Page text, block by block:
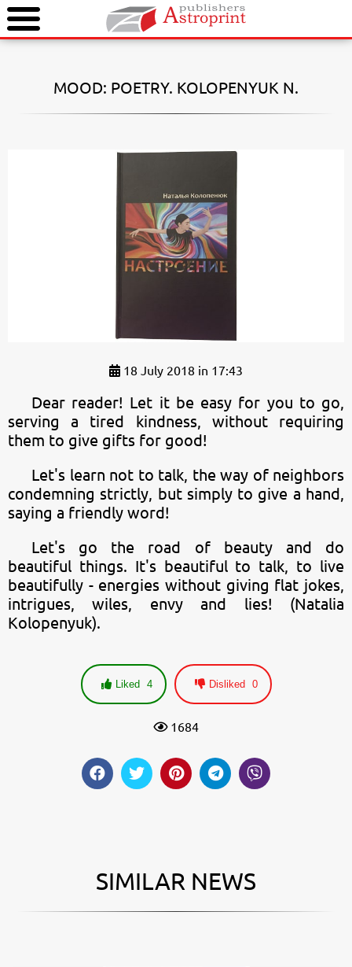
MOOD: POETRY. KOLOPENYUK N.
18 July 2018 in 17:43
Dear reader! Let it be easy for you to go,
serving a tired kindness, without requiring
them to give gifts for good!
Let's learn not to talk, the way of neighbors
condemning strictly, but simply to give a hand,
saying a friendly word!
Let's go the road of beauty and do
beautiful things. It's beautiful to talk, to live
beautifully - energies without giving flat jokes,
intrigues, wiles, envy and lies! (Natalia
Kolopenyuk).
Liked 4 Disliked 0
1684
SIMILAR NEWS